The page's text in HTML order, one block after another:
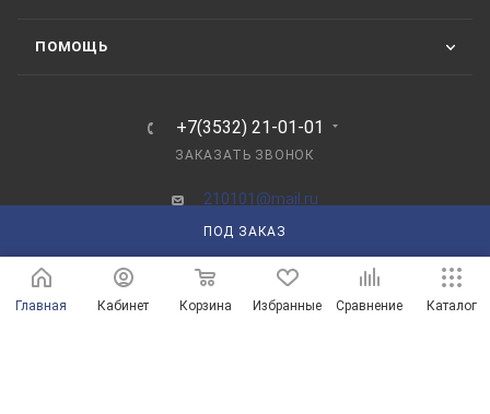
ПОД ЗАКАЗ
ПОМОЩЬ
+7(3532) 21-01-01
ЗАКАЗАТЬ ЗВОНОК
210101@mail.ru
Главная Кабинет Корзина Избранные Сравнение Каталог